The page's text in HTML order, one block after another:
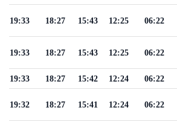
06:22
12:25
15:43
18:27
19:33
06:22
12:25
15:43
18:27
19:33
06:22
12:24
15:42
18:27
19:33
06:22
12:24
15:41
18:27
19:32